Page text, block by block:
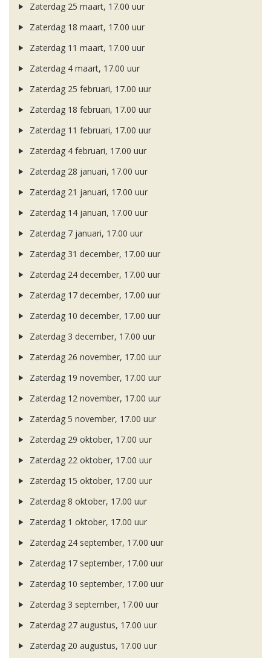
Zaterdag 25 maart, 17.00 uur
Zaterdag 18 maart, 17.00 uur
Zaterdag 11 maart, 17.00 uur
Zaterdag 4 maart, 17.00 uur
Zaterdag 25 februari, 17.00 uur
Zaterdag 18 februari, 17.00 uur
Zaterdag 11 februari, 17.00 uur
Zaterdag 4 februari, 17.00 uur
Zaterdag 28 januari, 17.00 uur
Zaterdag 21 januari, 17.00 uur
Zaterdag 14 januari, 17.00 uur
Zaterdag 7 januari, 17.00 uur
Zaterdag 31 december, 17.00 uur
Zaterdag 24 december, 17.00 uur
Zaterdag 17 december, 17.00 uur
Zaterdag 10 december, 17.00 uur
Zaterdag 3 december, 17.00 uur
Zaterdag 26 november, 17.00 uur
Zaterdag 19 november, 17.00 uur
Zaterdag 12 november, 17.00 uur
Zaterdag 5 november, 17.00 uur
Zaterdag 29 oktober, 17.00 uur
Zaterdag 22 oktober, 17.00 uur
Zaterdag 15 oktober, 17.00 uur
Zaterdag 8 oktober, 17.00 uur
Zaterdag 1 oktober, 17.00 uur
Zaterdag 24 september, 17.00 uur
Zaterdag 17 september, 17.00 uur
Zaterdag 10 september, 17.00 uur
Zaterdag 3 september, 17.00 uur
Zaterdag 27 augustus, 17.00 uur
Zaterdag 20 augustus, 17.00 uur